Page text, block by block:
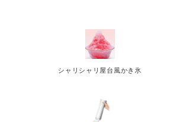
シャリシャリ屋台風かき氷